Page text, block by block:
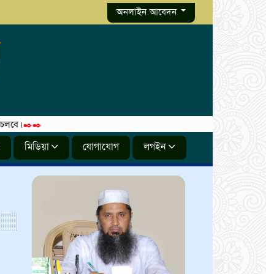
অনলাইন আবেদন
✒️✒️
মিডিয়া যোগাযোগ লগইন